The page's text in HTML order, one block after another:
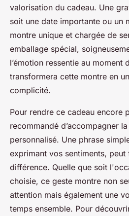
valorisation du cadeau. Une
soit une date importante ou un
montre unique et chargée de
emballage spécial,
l’émotion ressentie au moment
transformera cette montre en
complicité.
Pour rendre ce cadeau encore
recommandé d’accompagner
personnalisé. Une phrase
exprimant vos sentiments, peut
différence. Quelle que soit
choisie, ce geste montre non
attention mais également une
temps ensemble. Pour